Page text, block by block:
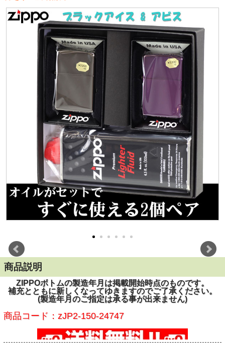
商品説明
ZIPPOボトムの製造年月は掲載開始時点のものです。
補充とともに新しくなってゆきますのでご了承ください。
(製造年月のご指定は承る事が出来ません)
商品コード：zJP2-150-24747